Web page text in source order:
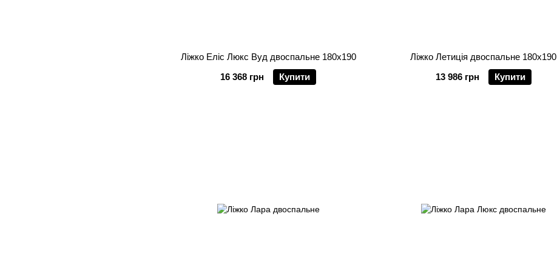
Ліжко Еліс Люкс Вуд двоспальне 180х190
16 368 грн
Купити
Ліжко Летиція двоспальне 180х190
13 986 грн
Купити